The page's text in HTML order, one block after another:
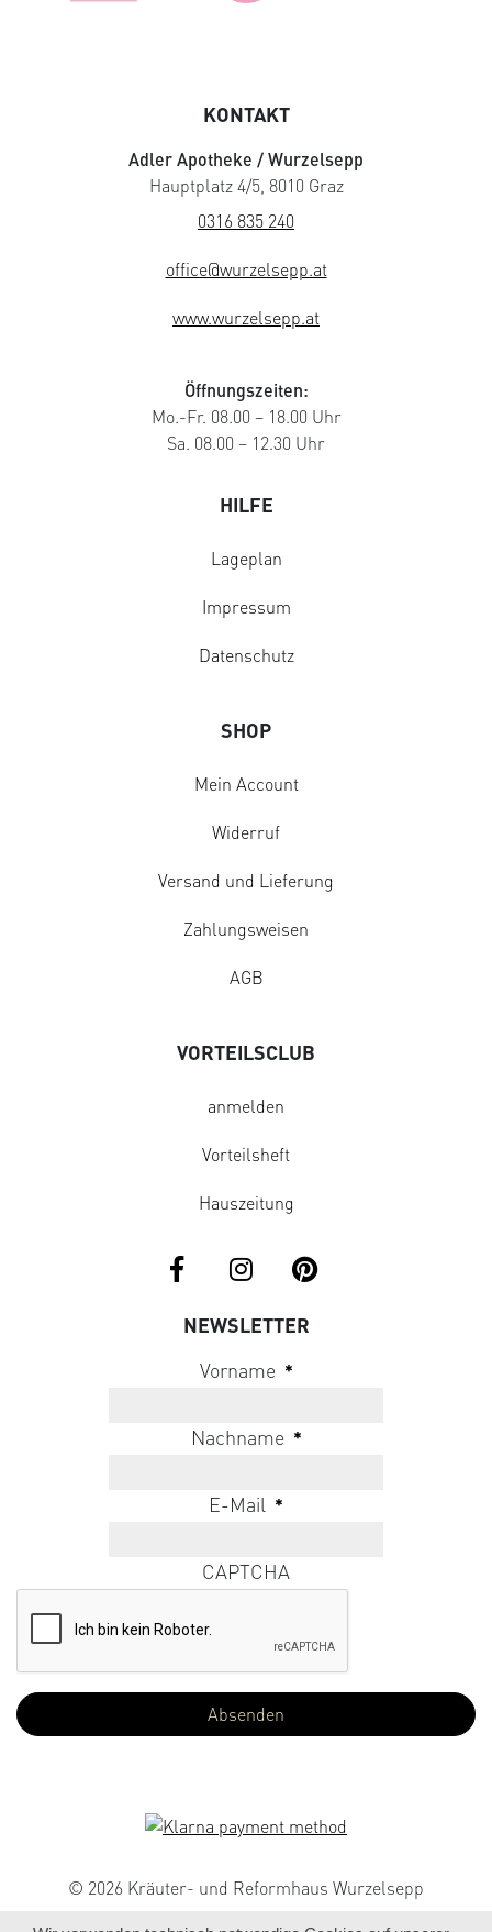
KONTAKT
Adler Apotheke / Wurzelsepp
Hauptplatz 4/5, 8010 Graz
0316 835 240
office@wurzelsepp.at
www.wurzelsepp.at
Öffnungszeiten:
Mo.-Fr. 08.00 – 18.00 Uhr
Sa. 08.00 – 12.30 Uhr
HILFE
Lageplan
Impressum
Datenschutz
SHOP
Mein Account
Widerruf
Versand und Lieferung
Zahlungsweisen
AGB
VORTEILSCLUB
anmelden
Vorteilsheft
Hauszeitung
NEWSLETTER
Vorname *
Nachname *
E-Mail *
CAPTCHA
© 2026 Kräuter- und Reformhaus Wurzelsepp